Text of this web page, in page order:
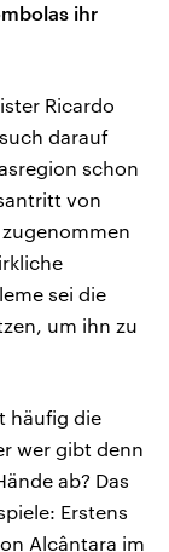
ihr
Ricardo
darauf
schon
von
sei die
um ihn zu
häufig die
wer gibt denn
ab? Das
Erstens
Alcântara im